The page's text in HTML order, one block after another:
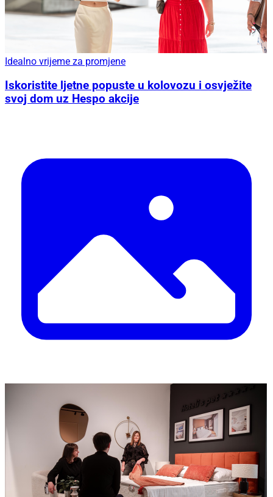
Idealno vrijeme za promjene
Iskoristite ljetne popuste u kolovozu i osvježite
svoj dom uz Hespo akcije